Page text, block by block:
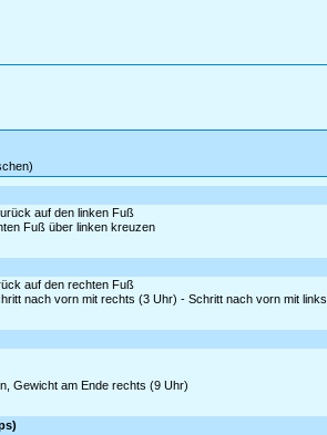
auf den linken Fuß
Fuß über linken kreuzen
auf den rechten Fuß
nach vorn mit rechts (3 Uhr) - Schritt nach vorn mit links
Gewicht am Ende rechts (9 Uhr)